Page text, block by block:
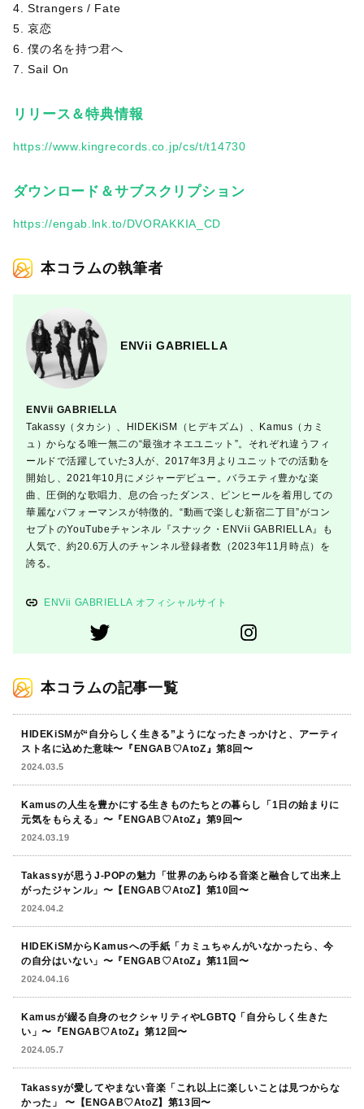
4. Strangers / Fate
5. 哀恋
6. 僕の名を持つ君へ
7. Sail On
リリース＆特典情報
https://www.kingrecords.co.jp/cs/t/t14730
ダウンロード＆サブスクリプション
https://engab.lnk.to/DVORAKKIA_CD
本コラムの執筆者
ENVii GABRIELLA
ENVii GABRIELLA
Takassy（タカシ）、HIDEKiSM（ヒデキズム）、Kamus（カミ
ュ）からなる唯一無二の“最強オネエユニット”。それぞれ違うフィ
ールドで活躍していた3人が、2017年3月よりユニットでの活動を
開始し、2021年10月にメジャーデビュー。バラエティ豊かな楽
曲、圧倒的な歌唱力、息の合ったダンス、ピンヒールを着用しての
華麗なパフォーマンスが特徴的。“動画で楽しむ新宿二丁目”がコン
セプトのYouTubeチャンネル『スナック・ENVii GABRIELLA』も
人気で、約20.6万人のチャンネル登録者数（2023年11月時点）を
誇る。
ENVii GABRIELLA オフィシャルサイト
本コラムの記事一覧
HIDEKiSMが“自分らしく生きる”ようになったきっかけと、アーティ
スト名に込めた意味〜『ENGAB♡AtoZ』第8回〜
2024.03.5
Kamusの人生を豊かにする生きものたちとの暮らし「1日の始まりに
元気をもらえる」〜『ENGAB♡AtoZ』第9回〜
2024.03.19
Takassyが思うJ-POPの魅力「世界のあらゆる音楽と融合して出来上
がったジャンル」〜【ENGAB♡AtoZ】第10回〜
2024.04.2
HIDEKiSMからKamusへの手紙「カミュちゃんがいなかったら、今
の自分はいない」〜『ENGAB♡AtoZ』第11回〜
2024.04.16
Kamusが綴る自身のセクシャリティやLGBTQ「自分らしく生きた
い」〜『ENGAB♡AtoZ』第12回〜
2024.05.7
Takassyが愛してやまない音楽「これ以上に楽しいことは見つからな
かった」 〜【ENGAB♡AtoZ】第13回〜